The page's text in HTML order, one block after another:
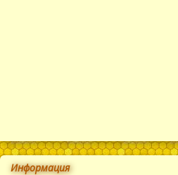
Информация